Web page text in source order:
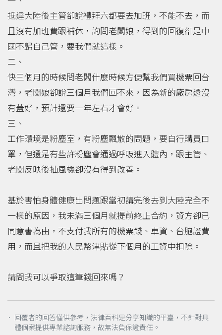
抵達大陸後主管卻說禮拜六都要去加班，不能不去，而
且沒有加班費跟補休，詢問老闆娘，得到的回復卻是中
國不歸自己管，要我們就這樣。
二、
快三個月的時候問老闆什麼時候方便幫我們買機票回台
灣，老闆娘卻說三個月我們回不來，因為新的廠房還沒
有蓋好，預計還要一年左右才會好。
三、
工作環境是粉塵室，有粉塵飄散的問題，要自行購買口
罩，但還是有些許粉塵會通過呼吸進入體內，跟主管、
老闆反映後抽風機卻沒有得到改善。
基於害怕身體健康出問題跟當初講完後去到大陸完全不
一樣的原因，我未滿三個月就提前終止合約，資方卻已
同意書為由，不支付我所有的機票錢、車資、台胞證費
用，而且把我的人民幣津貼從下個月的工資中扣除。
請問我可以爭取這筆錢回來嗎？
． 回覆者的回答僅供參考，法律百科是分享知識的平臺，不針對具
體個案提供專業諮詢服務，故無法負保證責任。